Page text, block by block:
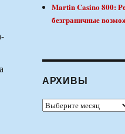
Martin Casino 800:
безграничные
АРХИВЫ
Архивы